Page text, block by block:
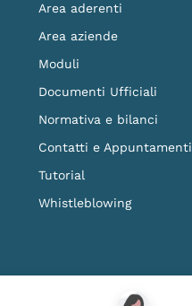
Area aderenti
Area aziende
Moduli
Documenti Ufficiali
Normativa e bilanci
Contatti e Appuntamenti
Tutorial
Whistleblowing